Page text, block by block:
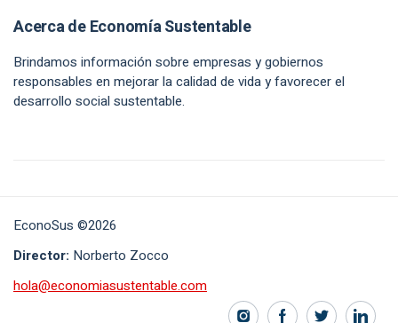
Acerca de Economía Sustentable
Brindamos información sobre empresas y gobiernos
responsables en mejorar la calidad de vida y favorecer el
desarrollo social sustentable.
EconoSus ©2026
Director: Norberto Zocco
hola@economiasustentable.com